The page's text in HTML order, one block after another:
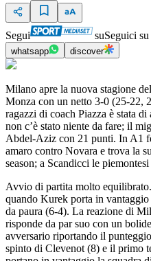
Segui suSeguici su
whatsapp discover
Milano apre la nuova stagione
Monza con un netto 3-0 (25-22,
ragazzi di coach Piazza è stata
non c’è stato niente da fare; il
Abdel-Aziz con 21 punti. In A1
amaro contro Novara e trova la
season; a Scandicci le
Avvio di partita molto
quando Kurek porta in
da paura (6-4). La reazione di
risponde da par suo con un
avversario riportando il
spinto di Clevenot (8) e il primo